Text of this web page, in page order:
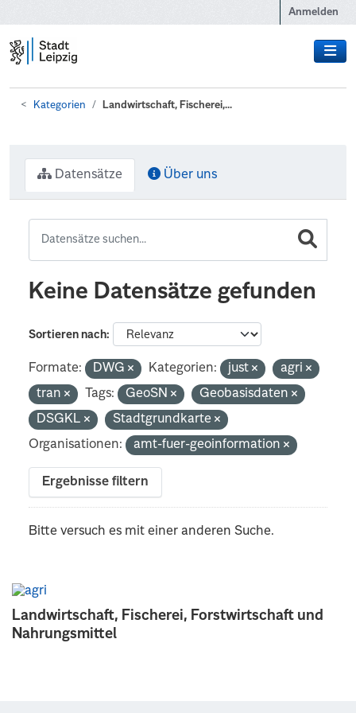
Anmelden
Kategorien Landwirtschaft, Fischerei,...
Landwirtschaft, Fischerei, Forstwirtschaft und
Nahrungsmittel
Datensätze Über uns
Keine Datensätze gefunden
Sortieren nach
Formate: DWG Kategorien: just
agri
tran
Tags: GeoSN
Geobasisdaten
DSGKL
Stadtgrundkarte
Organisationen:
amt-fuer-geoinformation
Ergebnisse filtern
Bitte versuch es mit einer anderen Suche.